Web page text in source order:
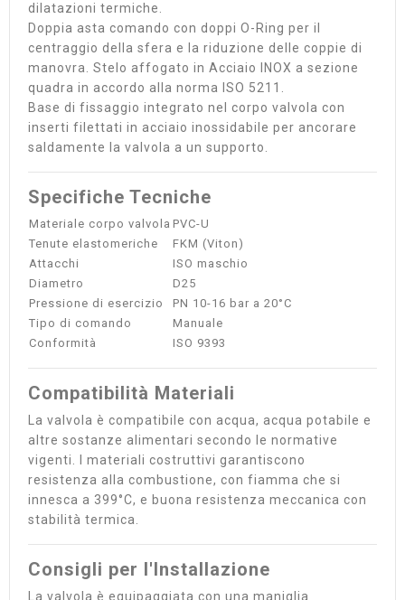
dilatazioni termiche.
Doppia asta comando con doppi O-Ring per il
centraggio della sfera e la riduzione delle coppie di
manovra. Stelo affogato in Acciaio INOX a sezione
quadra in accordo alla norma ISO 5211.
Base di fissaggio integrato nel corpo valvola con
inserti filettati in acciaio inossidabile per ancorare
saldamente la valvola a un supporto.
Specifiche Tecniche
Materiale corpo valvola PVC-U
Tenute elastomeriche
FKM (Viton)
Attacchi
ISO maschio
Diametro
D25
Pressione di esercizio
PN 10-16 bar a 20°C
Tipo di comando
Manuale
Conformità
ISO 9393
Compatibilità Materiali
La valvola è compatibile con acqua, acqua potabile e
altre sostanze alimentari secondo le normative
vigenti. I materiali costruttivi garantiscono
resistenza alla combustione, con fiamma che si
innesca a 399°C, e buona resistenza meccanica con
stabilità termica.
Consigli per l'Installazione
La valvola è equipaggiata con una maniglia